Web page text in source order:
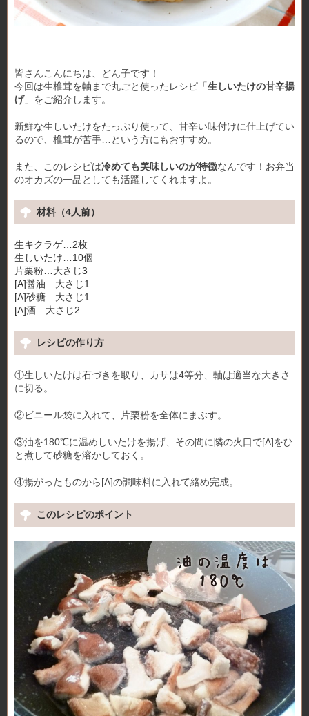
皆さんこんにちは、どん子です！
今回は生椎茸を軸まで丸ごと使ったレシピ「生しいたけの甘辛揚
げ」をご紹介します。
新鮮な生しいたけをたっぷり使って、甘辛い味付けに仕上げてい
るので、椎茸が苦手…という方にもおすすめ。
また、このレシピは冷めても美味しいのが特徴なんです！お弁当
のオカズの一品としても活躍してくれますよ。
材料（4人前）
生キクラゲ…2枚
生しいたけ…10個
片栗粉…大さじ3
[A]醤油…大さじ1
[A]砂糖…大さじ1
[A]酒…大さじ2
レシピの作り方
①生しいたけは石づきを取り、カサは4等分、軸は適当な大きさ
に切る。
②ビニール袋に入れて、片栗粉を全体にまぶす。
③油を180℃に温めしいたけを揚げ、その間に隣の火口で[A]をひ
と煮して砂糖を溶かしておく。
④揚がったものから[A]の調味料に入れて絡め完成。
このレシピのポイント